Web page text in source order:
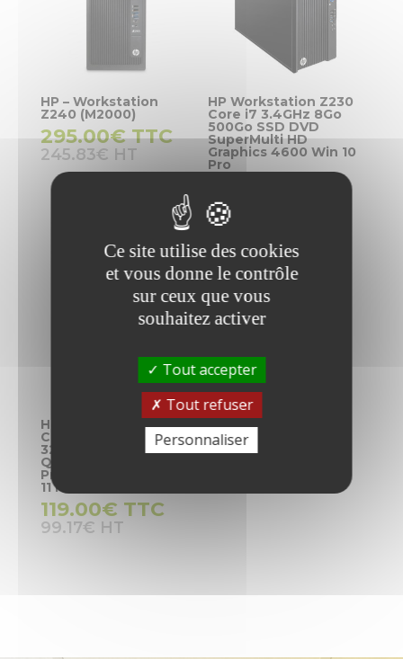
HP – Workstation
Z240 (M2000)
295.00€ TTC
245.83€
HP Workstation Z230
Core i7 3.4GHz 8Go
500Go SSD DVD
SuperMulti HD
Graphics 4600 Win 10
Pro
174.17
HP Workstation Z240
Core i7 7700 / 3.6 GHz
32Go 1To + 256Go SSD
Quadro P2000 Win 10
Pro 64 bits / Windows
11 Pro
119.00€ TTC
99.17€
Ce site utilise des cookies
et vous donne le contrôle
sur ceux que vous
souhaitez activer
Tout accepter
Tout refuser
Personnaliser